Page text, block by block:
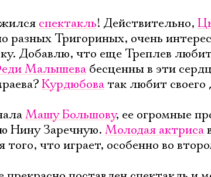
спектакль! Действительно,
разных Тригориных, очень
Добавлю, что еще Треплев
Малышева бесценны в эти
Курдюбова так любит
Машу Большову, ее огромные
Нину Заречную. Молодая актриса
что играет, особенно во